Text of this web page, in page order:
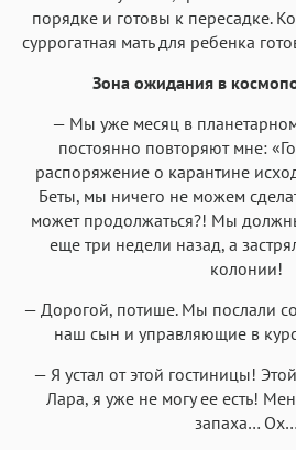
порядке и готовы к пересадке.
суррогатная мать для ребенка
Зона ожидания в
— Мы уже месяц в
постоянно повторяют мне:
распоряжение о карантине
Беты, мы ничего не можем
может продолжаться?! Мы
еще три недели назад, а
колонии!
— Дорогой, потише. Мы послали
наш сын и управляющие в
— Я устал от этой гостиницы!
Лара, я уже не могу ее есть!
запаха… Ох…